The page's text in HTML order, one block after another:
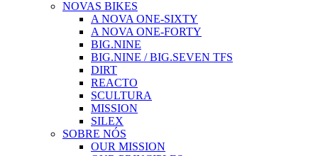
NOVAS BIKES
A NOVA ONE-SIXTY
A NOVA ONE-FORTY
BIG.NINE
BIG.NINE / BIG.SEVEN TFS
DIRT
REACTO
SCULTURA
MISSION
SILEX
SOBRE NÓS
OUR MISSION